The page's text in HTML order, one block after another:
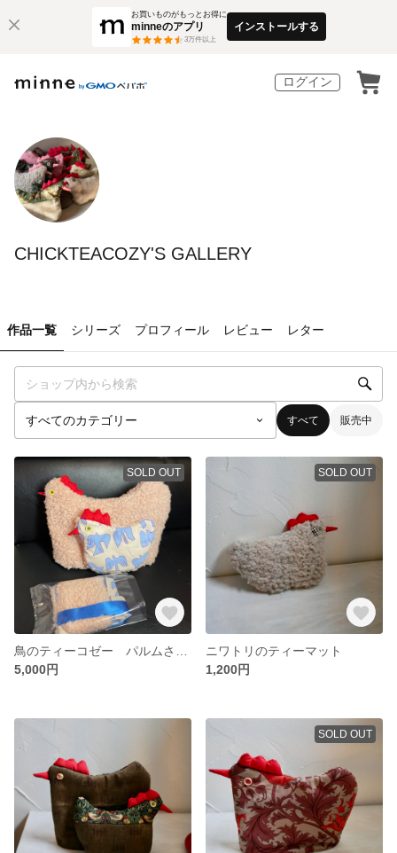
お買いものがもっとお得に
minneのアプリ
3万件以上
インストールする
ログイン
CHICKTEACOZY'S GALLERY
作品一覧 シリーズ プロフィール レビュー レター
すべて 販売中
SOLD OUT
5,000円
SOLD OUT
ニワトリのティーマット
1,200円
SOLD OUT